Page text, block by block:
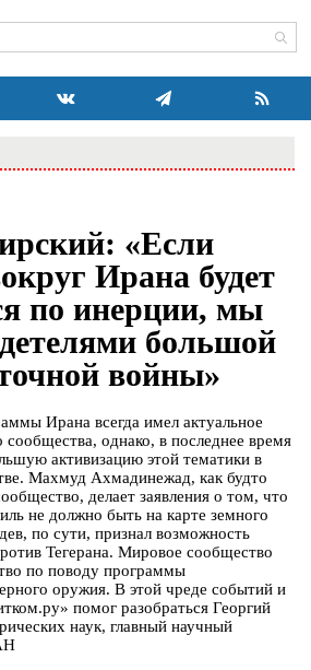
«Если
Ирана будет
по инерции, мы
большой
войны»
Ирана всегда имел актуальное
сообщества, однако, в последнее время
активизацию этой тематики в
Махмуд Ахмадинежад, как будто
делает заявления о том, что
не должно быть на карте земного
по сути, признал возможность
Тегерана. Мировое сообщество
по поводу программы
оружия. В этой чреде событий и
помог разобраться Георгий
наук, главный научный